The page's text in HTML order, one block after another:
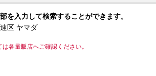
を入力して検索することができます。
区 ヤマダ
各量販店へご確認ください。